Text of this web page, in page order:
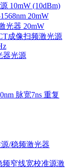
10mW (10dBm)
20mW
光器 20mW
成像扫频激光源
器光源
脉宽7ns 重复
/稳频激光器
频窄线宽校准源激